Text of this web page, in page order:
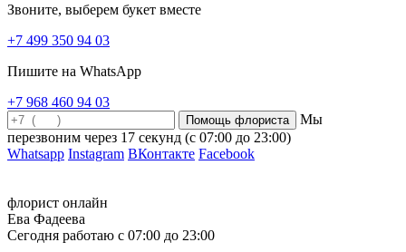
Звоните, выберем букет вместе
+7 499 350 94 03
Пишите на WhatsApp
+7 968 460 94 03
Мы
перезвоним через 17 секунд (с 07:00 до 23:00)
Whatsapp Instagram ВКонтакте Facebook
флорист онлайн
Ева Фадеева
Сегодня работаю с 07:00 до 23:00
и подарит искреннюю улыбку. Мужчины, при выборе букета,
наверняка задумываются о том, какое количество роз дарят на
первое свидание? Одна роза поможет выразить ваше внимание.
В данном случае следует выбрать цветок с крупным бутоном и
длинным стеблем. Три цветка означают восхищение и уважение.
отношения. Букет из 7-9 роз расскажет о том, как сильно вы
очарованы красотой своей избранницы. При выборе букета для
первого свидания, избегайте больших и громоздких букетов,
ведь такой презент может поставить вашу спутницу в неловкое
положение. Самое главное при выборе и вручении букета
девушку. Такой знак внимание не останется не замеченным!
Сколько роз можно дарить девушке